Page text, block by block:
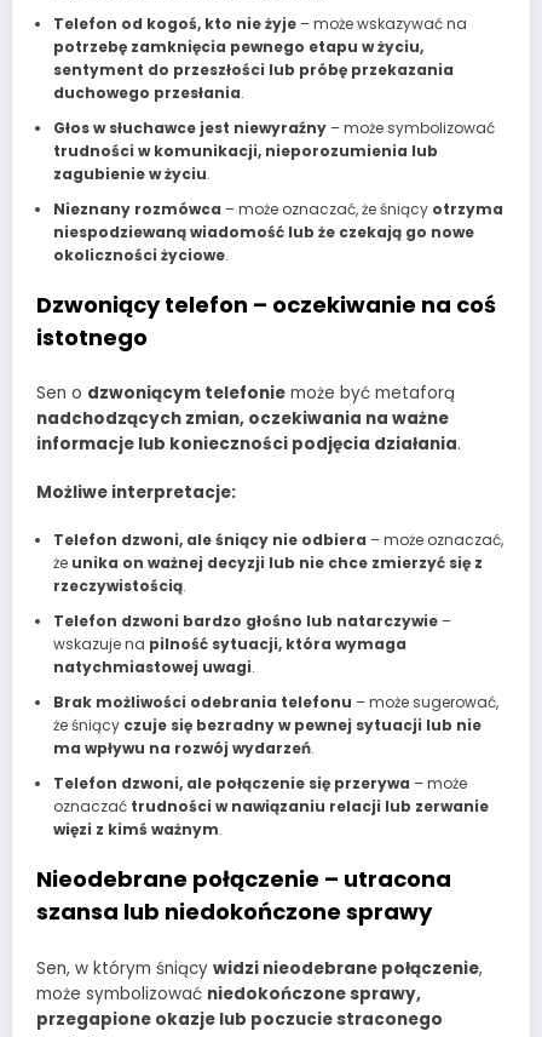
Telefon od kogoś, kto nie żyje– może wskazywać na
potrzebę zamknięcia pewnego etapu w życiu,
sentyment do przeszłości lub próbę przekazania
duchowego przesłania.
Głos w słuchawce jest niewyraźny– może symbolizować
trudności w komunikacji, nieporozumienia lub
zagubienie w życiu.
Nieznany rozmówca – może oznaczać, że śniący otrzyma
niespodziewaną wiadomość lub że czekają go nowe
okoliczności życiowe.
Dzwoniący telefon – oczekiwanie na coś
istotnego
Sen o dzwoniącym telefonie może być metaforą
nadchodzących zmian, oczekiwania na ważne
informacje lub konieczności podjęcia działania.
Możliwe interpretacje:
Telefon dzwoni, ale śniący nie odbiera – może oznaczać,
że unika on ważnej decyzji lub nie chce zmierzyć się z
rzeczywistością.
Telefon dzwoni bardzo głośno lub natarczywie–
wskazuje na pilność sytuacji, która wymaga
natychmiastowej uwagi.
Brak możliwości odebrania telefonu – może sugerować,
że śniący czuje się bezradny w pewnej sytuacji lub nie
ma wpływu na rozwój wydarzeń.
Telefon dzwoni, ale połączenie się przerywa – może
oznaczać trudności w nawiązaniu relacji lub zerwanie
więzi z kimś ważnym.
Nieodebrane połączenie – utracona
szansa lub niedokończone sprawy
Sen, w którym śniący widzi nieodebrane połączenie,
może symbolizować niedokończone sprawy,
przegapione okazje lub poczucie straconego